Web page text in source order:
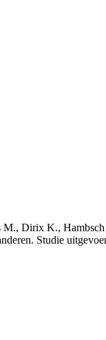
M., Dirix K.,
Studie